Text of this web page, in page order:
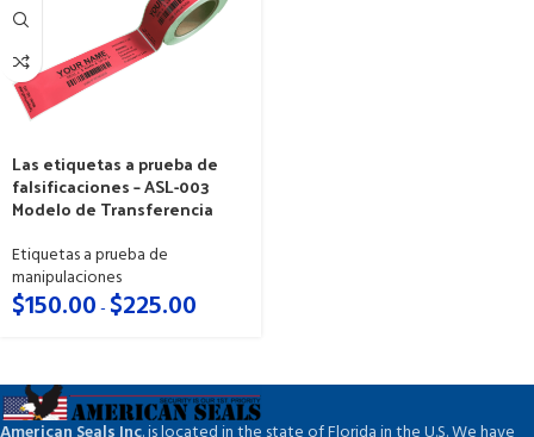
Las etiquetas a prueba de
falsificaciones – ASL-003
Modelo de Transferencia
Etiquetas a prueba de
manipulaciones
$150.00- $225.00